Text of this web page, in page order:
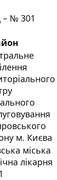
№ 301
м. Києва
міська
лікарня